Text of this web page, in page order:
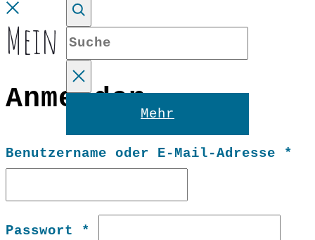
Suche
Mehr
Mein Konto
Anmelden
Benutzername oder E-Mail-Adresse *
Passwort *